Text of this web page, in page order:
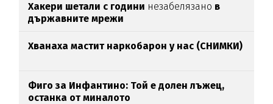
Хакери шетали с години незабелязано в
държавните мрежи
Хванаха мастит наркобарон у нас (СНИМКИ)
Фиго за Инфантино: Той е долен лъжец,
останка от миналото